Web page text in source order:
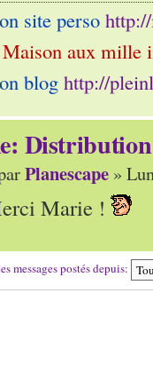
site perso
aux mille
bloghttp://
Distribution
Planescape »
Marie !
messages postés depuis: